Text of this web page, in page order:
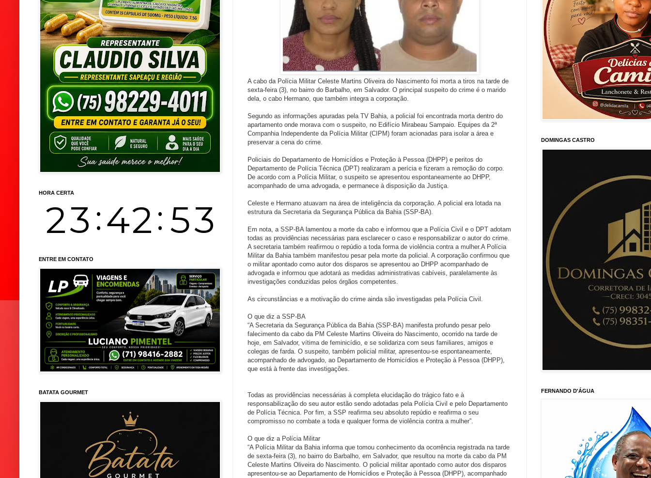
A cabo da Polícia Militar Celeste Martins Oliveira do Nascimento foi morta a tiros na tarde de
sexta-feira (3), no bairro do Barbalho, em Salvador. O principal suspeito do crime é o marido
dela, o cabo Hermano, que também integra a corporação.
Segundo as informações apuradas pela TV Bahia, a policial foi encontrada morta dentro do
apartamento onde morava com o suspeito, no Edifício Mirabeau Sampaio. Equipes da 2ª
Companhia Independente da Polícia Militar (CIPM) foram acionadas para isolar a área e
preservar a cena do crime.
Policiais do Departamento de Homicídios e Proteção à Pessoa (DHPP) e peritos do
Departamento de Polícia Técnica (DPT) realizaram a perícia e fizeram a remoção do corpo.
De acordo com a Polícia Militar, o suspeito se apresentou espontaneamente ao DHPP,
acompanhado de uma advogada, e permanece à disposição da Justiça.
Celeste e Hermano atuavam na área de inteligência da corporação. A policial era lotada na
estrutura da Secretaria da Segurança Pública da Bahia (SSP-BA).
Em nota, a SSP-BA lamentou a morte da cabo e informou que a Polícia Civil e o DPT adotam
todas as providências necessárias para esclarecer o caso e responsabilizar o autor do crime.
A secretaria também reafirmou o repúdio a toda forma de violência contra a mulher.A Polícia
Militar da Bahia também manifestou pesar pela morte da policial. A corporação confirmou que
o militar apontado como autor dos disparos se apresentou ao DHPP acompanhado de
advogada e informou que adotará as medidas administrativas cabíveis, paralelamente às
investigações conduzidas pelos órgãos competentes.
As circunstâncias e a motivação do crime ainda são investigadas pela Polícia Civil.
O que diz a SSP-BA
“A Secretaria da Segurança Pública da Bahia (SSP-BA) manifesta profundo pesar pelo
falecimento da cabo da PM Celeste Martins Oliveira do Nascimento, ocorrido na tarde de
hoje, em Salvador, vítima de feminicídio, e se solidariza com seus familiares, amigos e
colegas de farda. O suspeito, também policial militar, apresentou-se espontaneamente,
acompanhado de advogado, ao Departamento de Homicídios e Proteção à Pessoa (DHPP),
que está à frente das investigações.
Todas as providências necessárias à completa elucidação do trágico fato e à
responsabilização do seu autor estão sendo adotadas pela Polícia Civil e pelo Departamento
de Polícia Técnica. Por fim, a SSP reafirma seu absoluto repúdio e reafirma o seu
compromisso no combate a toda e qualquer forma de violência contra a mulher”.
O que diz a Polícia Militar
“A Polícia Militar da Bahia informa que tomou conhecimento da ocorrência registrada na tarde
de sexta-feira (3), no bairro do Barbalho, em Salvador, que resultou na morte da cabo da PM
Celeste Martins Oliveira do Nascimento. O policial militar apontado como autor dos disparos
apresentou-se ao Departamento de Homicídios e Proteção à Pessoa (DHPP), acompanhado
HORA CERTA
ENTRE EM CONTATO
BATATA GOURMET
DOMINGAS CASTRO
FERNANDO D'ÁGUA